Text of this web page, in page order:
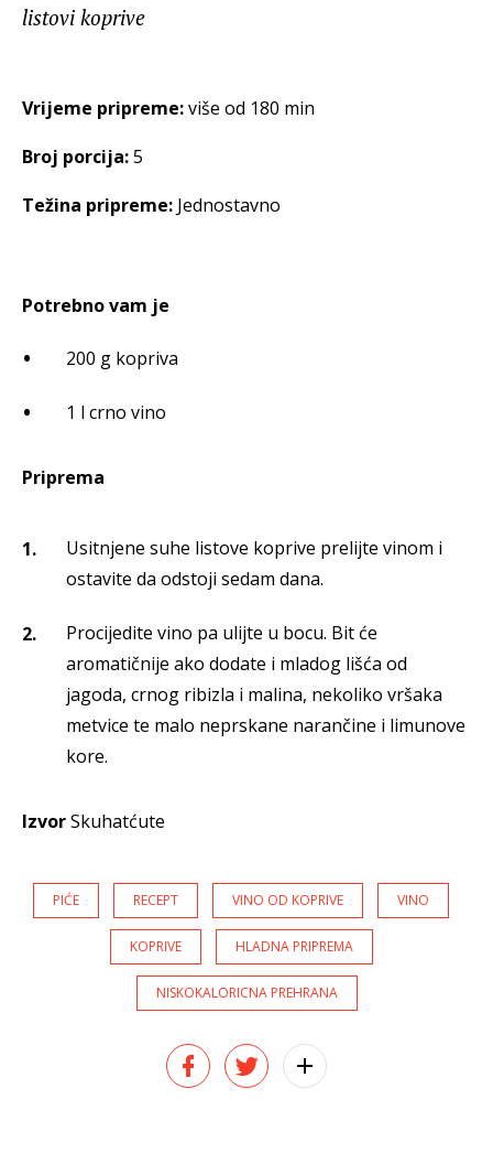
listovi koprive
Vrijeme pripreme:više od 180 min
Broj porcija:5
Težina pripreme: Jednostavno
Potrebno vam je
200 g kopriva
1 l crno vino
Priprema
Usitnjene suhe listove koprive prelijte vinom i
ostavite da odstoji sedam dana.
Procijedite vino pa ulijte u bocu. Bit će
aromatičnije ako dodate i mladog lišća od
jagoda, crnog ribizla i malina, nekoliko vršaka
metvice te malo neprskane narančine i limunove
kore.
IzvorSkuhatćute
PIĆE RECEPT VINO OD KOPRIVE VINO
KOPRIVE HLADNA PRIPREMA
NISKOKALORICNA PREHRANA